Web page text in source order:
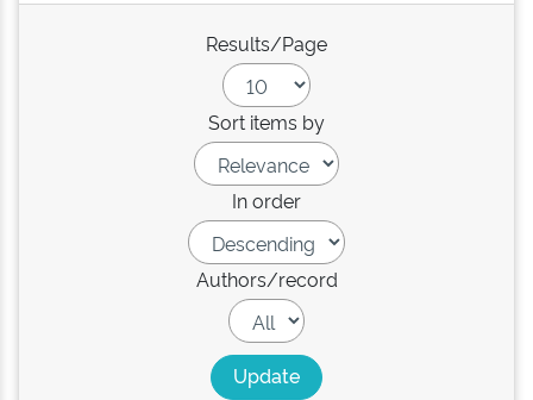
Results/Page
Sort items by
In order
Authors/record